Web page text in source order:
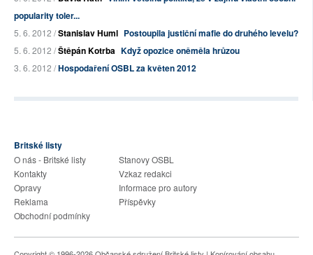
popularity toler...
5. 6. 2012 /Stanislav Huml Postoupila justiční mafie do druhého levelu?
5. 6. 2012 /Štěpán Kotrba Když opozice oněměla hrůzou
3. 6. 2012 /Hospodaření OSBL za květen 2012
Britské listy
O nás - Britské listy
Stanovy OSBL
Kontakty
Vzkaz redakci
Opravy
Informace pro autory
Reklama
Příspěvky
Obchodní podmínky